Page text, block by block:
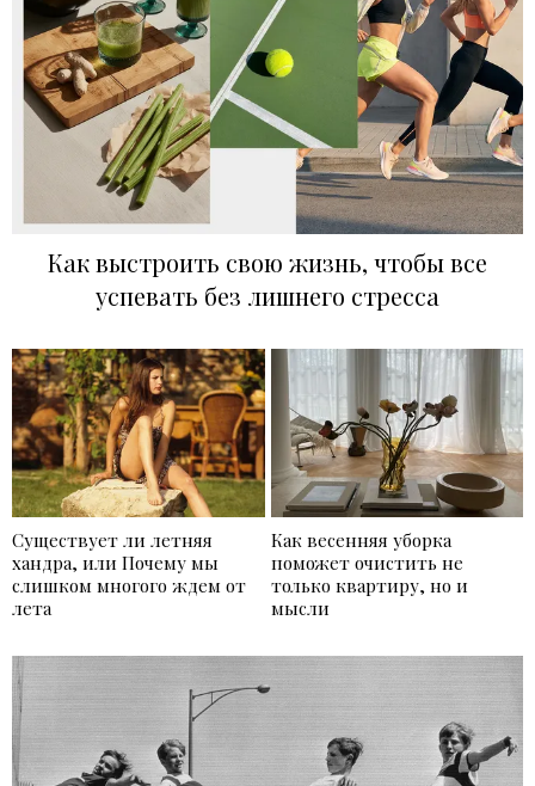
Как выстроить свою жизнь, чтобы все
успевать без лишнего стресса
Существует ли летняя
хандра, или Почему мы
слишком многого ждем от
лета
Как весенняя уборка
поможет очистить не
только квартиру, но и
мысли